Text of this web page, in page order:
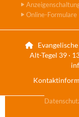
Online-Formulare

Alt-Tegel 39 ·